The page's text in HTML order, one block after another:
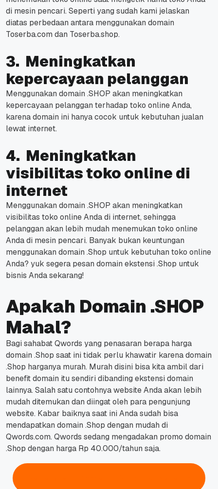
di mesin pencari. Seperti yang sudah kami jelaskan
diatas perbedaan antara menggunakan domain
Toserba.com dan Toserba.shop.
3. Meningkatkan
kepercayaan pelanggan
Menggunakan domain .SHOP akan meningkatkan
kepercayaan pelanggan terhadap toko online Anda,
karena domain ini hanya cocok untuk kebutuhan jualan
lewat internet.
4. Meningkatkan
visibilitas toko online di
internet
Menggunakan domain .SHOP akan meningkatkan
visibilitas toko online Anda di internet, sehingga
pelanggan akan lebih mudah menemukan toko online
Anda di mesin pencari. Banyak bukan keuntungan
menggunakan domain .Shop untuk kebutuhan toko online
Anda? yuk segera pesan domain ekstensi .Shop untuk
bisnis Anda sekarang!
Apakah Domain .SHOP
Mahal?
Bagi sahabat Qwords yang penasaran berapa harga
domain .Shop saat ini tidak perlu khawatir karena domain
.Shop harganya murah. Murah disini bisa kita ambil dari
benefit domain itu sendiri dibanding ekstensi domain
lainnya. Salah satu contohnya website Anda akan lebih
mudah ditemukan dan diingat oleh para pengunjung
website. Kabar baiknya saat ini Anda sudah bisa
mendapatkan domain .Shop dengan mudah di
Qwords.com. Qwords sedang mengadakan promo domain
.Shop dengan harga Rp 40.000/tahun saja.